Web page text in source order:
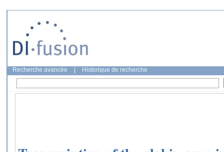
Recherche avancée Historique de recherche